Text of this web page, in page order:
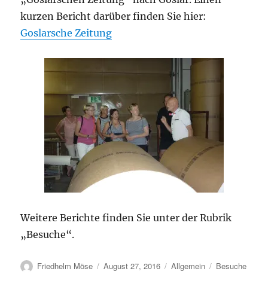
kurzen Bericht darüber finden Sie hier:
Goslarsche Zeitung
Weitere Berichte finden Sie unter der Rubrik
„Besuche“.
Autor
Friedhelm Möse
Veröffentlicht
August 27, 2016 Kategorien
Allgemein Schlagwörter
Besuche